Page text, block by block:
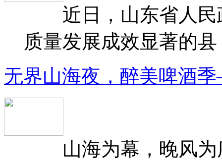
近日，山东省人民
质量发展成效显著的
无界山海夜，醉美啤酒
山海为幕，晚风为